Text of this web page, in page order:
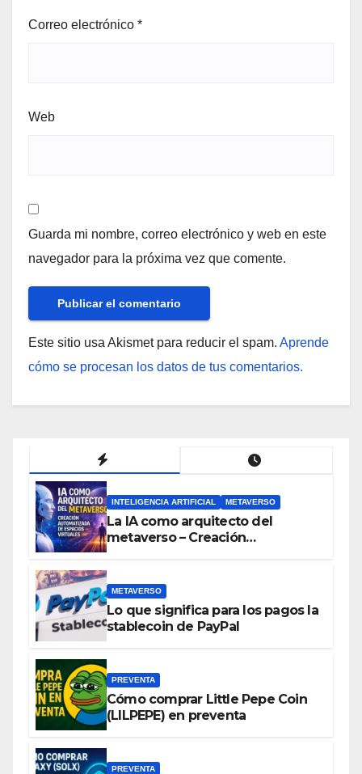
Correo electrónico *
Web
Guarda mi nombre, correo electrónico y web en este
navegador para la próxima vez que comente.
Este sitio usa Akismet para reducir el spam. Aprende
cómo se procesan los datos de tus comentarios.
INTELIGENCIA ARTIFICIAL METAVERSO
La IA como arquitecto del
metaverso – Creación
METAVERSO
Lo que significa para los pagos la
stablecoin de PayPal
PREVENTA
Cómo comprar Little Pepe Coin
(LILPEPE) en preventa
PREVENTA